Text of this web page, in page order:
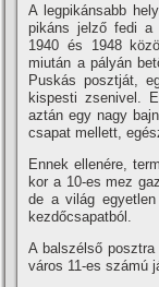
A legpikánsabb
pikáns jelző fedi a
1940 és 1948
miután a pályán
Pus­kás posztját,
kispesti zse­nivel.
aztán egy nagy
csapat mellett,
Ennek ellenére,
kor a 10-es mez
de a világ
kezdőcsa­patból.
A balszélső
város 11-es számú